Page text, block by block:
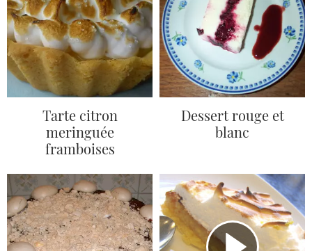
Tarte citron
meringuée
framboises
Dessert rouge et
blanc